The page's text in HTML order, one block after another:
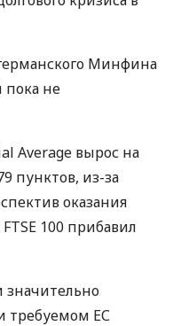
Минфина
пока не
Average вырос на
пунктов, из-за
оказания
100 прибавил
требуемом ЕС